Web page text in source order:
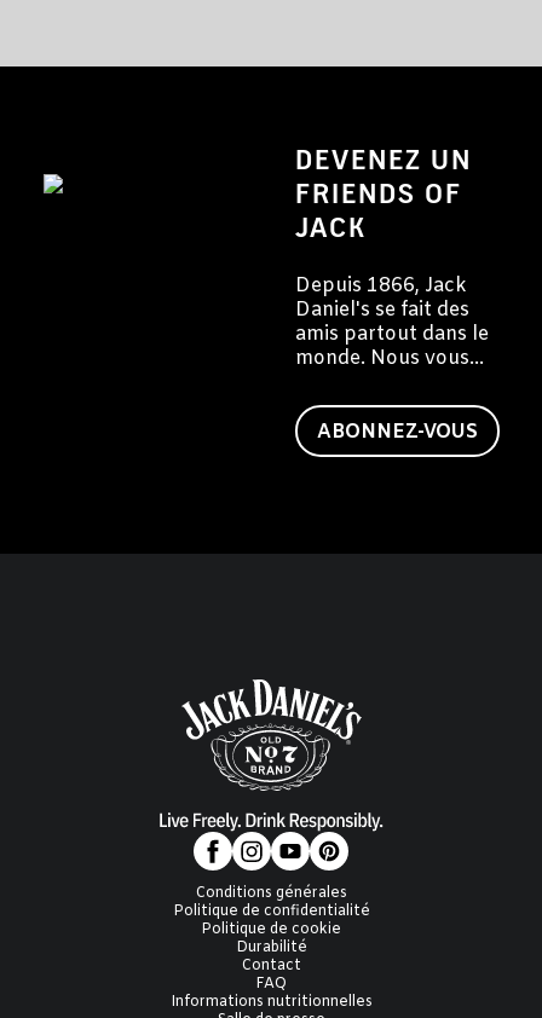
DEVENEZ UN
FRIENDS OF
JACK
Depuis 1866, Jack
Daniel's se fait des
amis partout dans le
monde. Nous vous
vous aussi un ami de
Jack.ABONNEZ-VOUS
Conditions générales
Politique de confidentialité
Politique de cookie
Durabilité
Contact
FAQ
Informations nutritionnelles